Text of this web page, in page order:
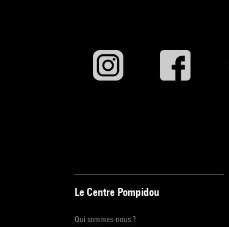
Le Centre Pompidou
Qui sommes-nous ?